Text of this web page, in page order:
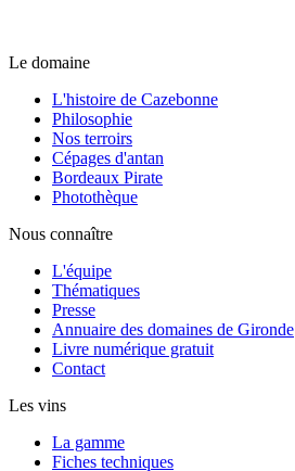
Le domaine
L'histoire de Cazebonne
Philosophie
Nos terroirs
Cépages d'antan
Bordeaux Pirate
Photothèque
Nous connaître
L'équipe
Thématiques
Presse
Annuaire des domaines de Gironde
Livre numérique gratuit
Contact
Les vins
La gamme
Fiches techniques